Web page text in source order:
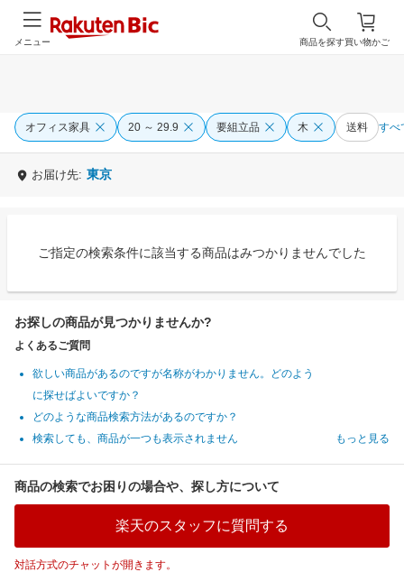
買い物かご
商品を探す
メニュー
オフィス家具 20 ～ 29.9 要組立品 木 送料 すべ
お届け先: 東京
ご指定の検索条件に該当する商品はみつかりませんでした
お探しの商品が見つかりませんか?
よくあるご質問
欲しい商品があるのですが名称がわかりません。どのよう
に探せばよいですか？
どのような商品検索方法があるのですか？
検索しても、商品が一つも表示されません
もっと見る
商品の検索でお困りの場合や、探し方について
楽天のスタッフに質問する
対話方式のチャットが開きます。